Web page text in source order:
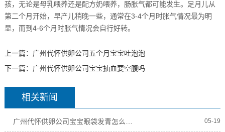
孩，无论是母乳喂养还是配方奶喂养，肠胀气都可能发生。足月儿从
第二个月开始，早产儿稍晚一些，通常在3-4个月时胀气情况最为明
显，而到4-6个月时胀气情况会自行好转。
上一篇： 广州代怀供卵公司五个月宝宝吐泡泡
下一篇： 广州代怀供卵公司宝宝抽血要空腹吗
相关新闻
05-19